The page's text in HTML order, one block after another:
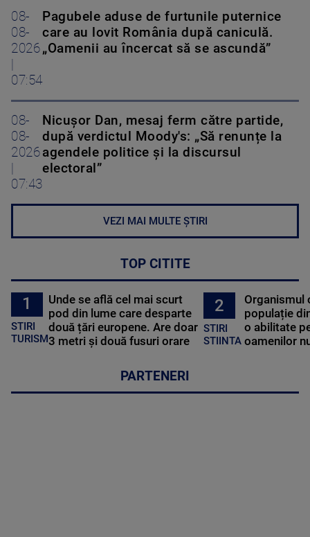
08-
08-
2026
07:54
Pagubele aduse de furtunile puternice
care au lovit România după caniculă.
„Oamenii au încercat să se ascundă”
08-
08-
2026
07:43
Nicușor Dan, mesaj ferm către partide,
după verdictul Moody's: „Să renunțe la
agendele politice şi la discursul
electoral”
VEZI MAI MULTE ȘTIRI
TOP CITITE
1
STIRI
TURISM
Unde se află cel mai scurt
pod din lume care desparte
două țări europene. Are doar
3 metri și două fusuri orare
2
STIRI
STIINTA
Organismul
populație
o abilitate
oamenilor
PARTENERI